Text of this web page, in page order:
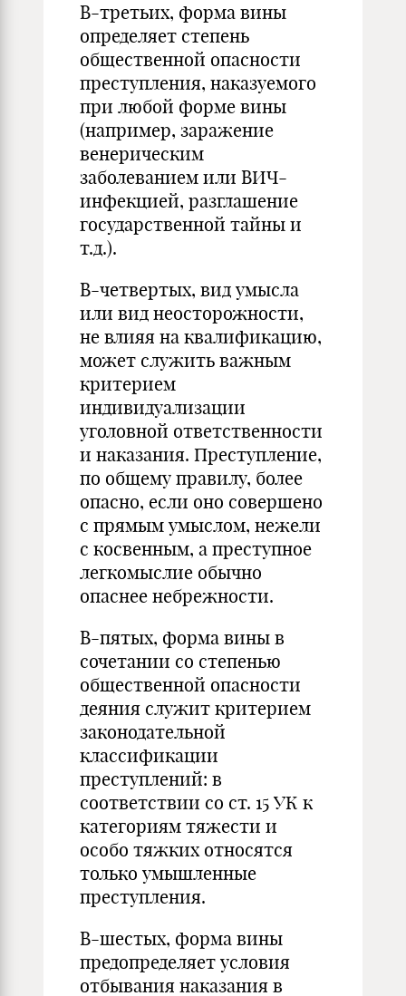
В-третьих, форма вины
определяет степень
общественной опасности
преступления, наказуемого
при любой форме вины
(например, заражение
венерическим
заболеванием или ВИЧ-
инфекцией, разглашение
государственной тайны и
т.д.).
В-четвертых, вид умысла
или вид неосторожности,
не влияя на квалификацию,
может служить важным
критерием
индивидуализации
уголовной ответственности
и наказания. Преступление,
по общему правилу, более
опасно, если оно совершено
с прямым умыслом, нежели
с косвенным, а преступное
легкомыслие обычно
опаснее небрежности.
В-пятых, форма вины в
сочетании со степенью
общественной опасности
деяния служит критерием
законодательной
классификации
преступлений: в
соответствии со ст. 15 УК к
категориям тяжести и
особо тяжких относятся
только умышленные
преступления.
В-шестых, форма вины
предопределяет условия
отбывания наказания в